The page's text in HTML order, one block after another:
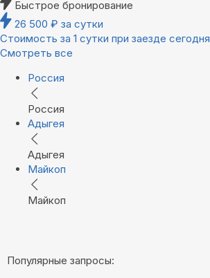
Быстрое бронирование
26 500 ₽ за сутки
Стоимость за 1 сутки при заезде сегодня
Смотреть все
Россия
Россия
Адыгея
Адыгея
Майкоп
Майкоп
Популярные запросы: